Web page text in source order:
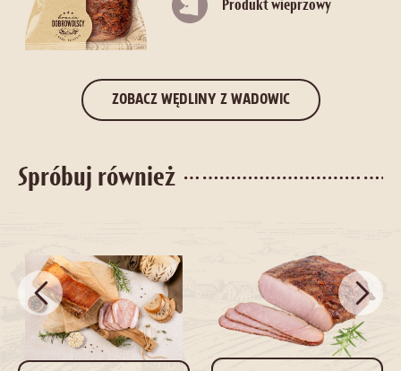
Produkt wieprzowy
ZOBACZ WĘDLINY Z WADOWIC
Spróbuj również